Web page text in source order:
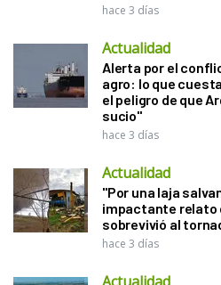
hace 3 días
Actualidad
Alerta por el
agro: lo que
el peligro de que
sucio"
hace 3 días
Actualidad
"Por una laja
impactante relato
sobrevivió al
hace 3 días